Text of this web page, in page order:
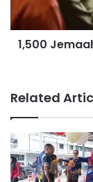
t
k
e
j
a
,
m
a
n
a
i
S
o
l
1,500
Related